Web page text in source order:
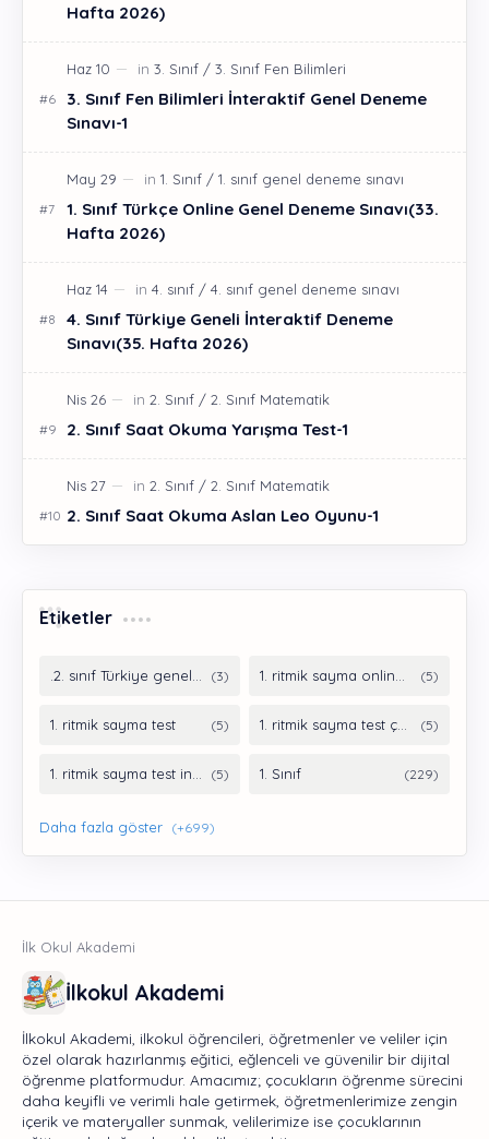
Hafta 2026)
3. Sınıf Fen Bilimleri İnteraktif Genel Deneme
Sınavı-1
1. Sınıf Türkçe Online Genel Deneme Sınavı(33.
Hafta 2026)
4. Sınıf Türkiye Geneli İnteraktif Deneme
Sınavı(35. Hafta 2026)
2. Sınıf Saat Okuma Yarışma Test-1
2. Sınıf Saat Okuma Aslan Leo Oyunu-1
Etiketler
İlkokul Akademi
İlkokul Akademi, ilkokul öğrencileri, öğretmenler ve veliler için
özel olarak hazırlanmış eğitici, eğlenceli ve güvenilir bir dijital
öğrenme platformudur. Amacımız; çocukların öğrenme sürecini
daha keyifli ve verimli hale getirmek, öğretmenlerimize zengin
içerik ve materyaller sunmak, velilerimize ise çocuklarının